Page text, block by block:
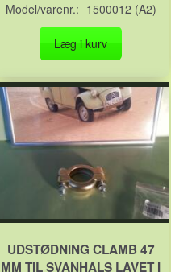
Model/varenr.: 1500012 (A2)
Læg i kurv
UDSTØDNING CLAMB 47
MM TIL SVANHALS LAVET I